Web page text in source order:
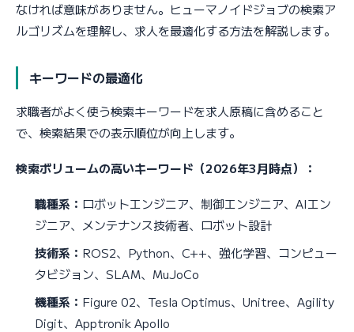
なければ意味がありません。ヒューマノイドジョブの検索ア
ルゴリズムを理解し、求人を最適化する方法を解説します。
キーワードの最適化
求職者がよく使う検索キーワードを求人原稿に含めること
で、検索結果での表示順位が向上します。
検索ボリュームの高いキーワード（2026年3月時点）：
職種系： ロボットエンジニア、制御エンジニア、AIエン
ジニア、メンテナンス技術者、ロボット設計
技術系： ROS2、Python、C++、強化学習、コンピュー
タビジョン、SLAM、MuJoCo
機種系： Figure 02、Tesla Optimus、Unitree、Agility
Digit、Apptronik Apollo